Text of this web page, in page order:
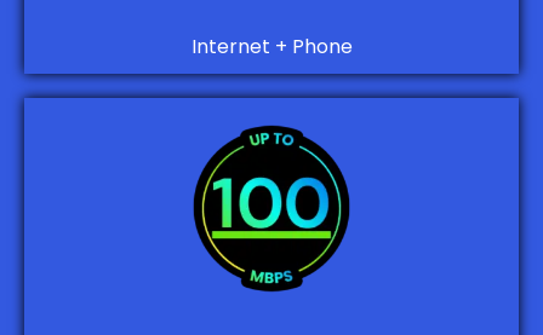
Internet + Phone